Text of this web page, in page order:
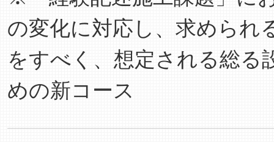
の変化に対応し、求められ
をすべく、想定される総る
めの新コース